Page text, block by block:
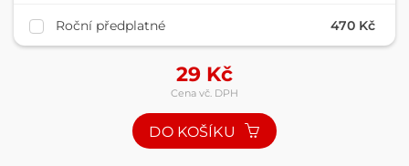
Roční předplatné 470 Kč
29 Kč
Cena vč. DPH
DO KOŠÍKU